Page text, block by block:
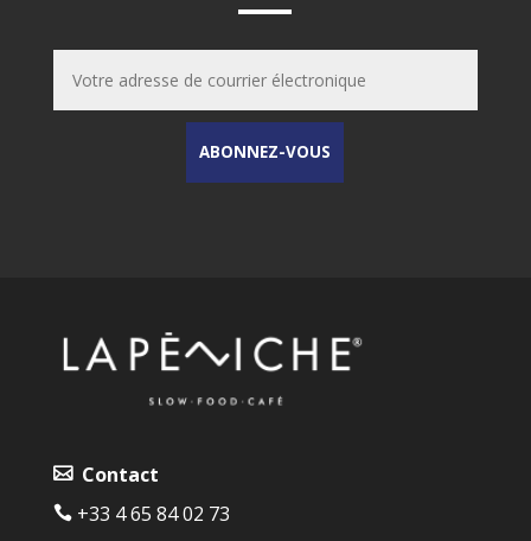
Contact
+33 4 65 84 02 73